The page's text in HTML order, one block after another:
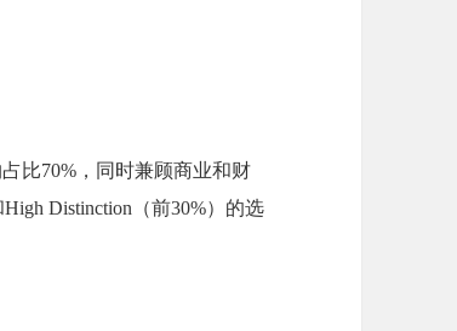
比70%，同时兼顾商业和财
Distinction（前30%）的选